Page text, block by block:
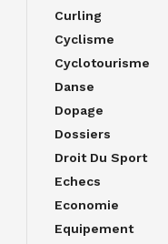
Curling
Cyclisme
Cyclotourisme
Danse
Dopage
Dossiers
Droit Du Sport
Echecs
Economie
Equipement